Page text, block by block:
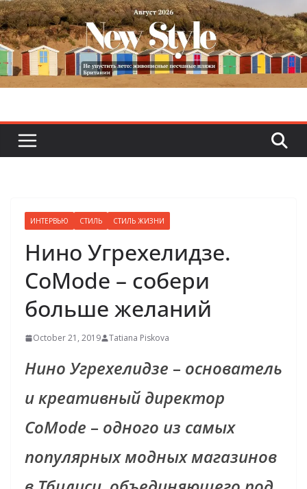
Skip
to
content
ИНТЕРВЬЮ СТИЛЬ СТИЛЬ ЖИЗНИ
Нино Угрехелидзе.
CoMode – собери
больше желаний
October 21, 2019 Tatiana Piskova
Нино Угрехелидзе – основатель
и креативный директор
CoMode – одного из самых
популярных модных магазинов